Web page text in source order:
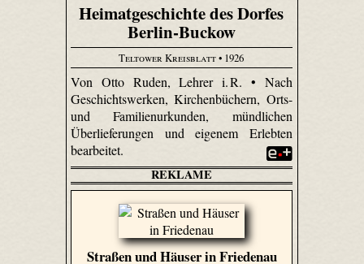
Heimatgeschichte des Dorfes
Berlin-Buckow
Teltower Kreisblatt• 1926
Von Otto Ruden, Lehrer i. R. • Nach
Geschichtswerken, Kirchenbüchern, Orts-
und Familienurkunden, mündlichen
Überlieferungen und eigenem Erlebten
bearbeitet.
REKLAME
Straßen und Häuser in Friedenau